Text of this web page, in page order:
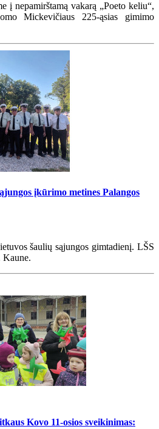
į nepamirštamą vakarą „Poeto keliu“,
Mickevičiaus 225-ąsias gimimo
įkūrimo metines Palangos
šaulių sąjungos gimtadienį. LŠS
Kaune.
Kovo 11-osios sveikinimas: